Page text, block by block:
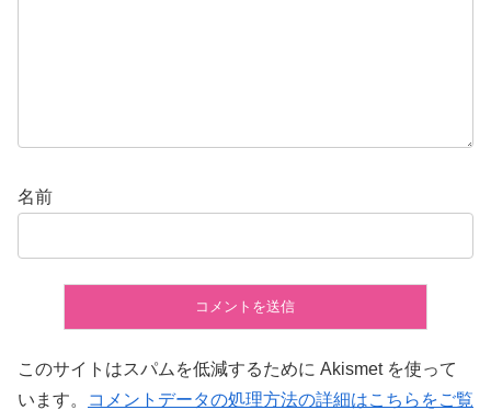
名前
このサイトはスパムを低減するために Akismet を使って
います。
コメントデータの処理方法の詳細はこちらをご覧